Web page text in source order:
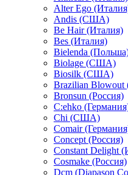
Alter Ego
Andis (США)
Be Hair (Италия)
Bes (Италия)
Bielenda
Biolage (США)
Biosilk (США)
Brazilian
Bronsun (Россия)
C:ehko
Chi (США)
Comair
Concept (Россия)
Constant Delight
Cosmake (Россия)
Dcm (Diapason